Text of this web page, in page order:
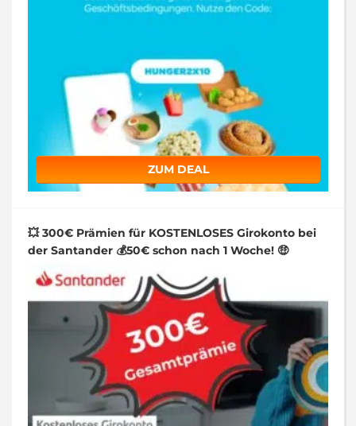
ZUM DEAL
💥 300€ Prämien für KOSTENLOSES Girokonto bei
der Santander 💰50€ schon nach 1 Woche! 🤑